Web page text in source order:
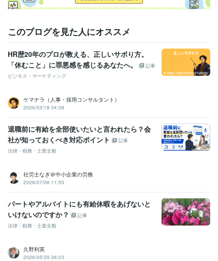
このブログを見た人にオススメ
HR歴20年のプロが教える、正しいサボり方。
「休むこと」に罪悪感を感じるあなたへ。
記事
ビジネス・マーケティング
ケマナラ（人事・採用コンサルタント）
2026/03/18 04:09
退職前に有給を全部使いたいと言われたら？会
社が知っておくべき対応ポイント
記事
法律・税務・士業全般
社労士なぎ＠中小企業の労務
2026/07/06 11:55
パートやアルバイトにも有給休暇をあげないと
いけないのですか？
記事
法律・税務・士業全般
久野利英
2026/05/29 06:23